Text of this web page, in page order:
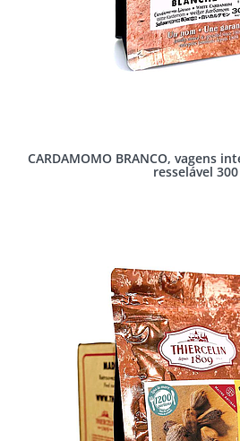
CARDAMOMO BRANCO, vagens
resselável